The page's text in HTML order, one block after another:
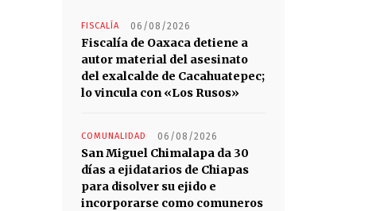
FISCALÍA 06/08/2026
Fiscalía de Oaxaca detiene a
autor material del asesinato
del exalcalde de Cacahuatepec;
lo vincula con «Los Rusos»
COMUNALIDAD 06/08/2026
San Miguel Chimalapa da 30
días a ejidatarios de Chiapas
para disolver su ejido e
incorporarse como comuneros